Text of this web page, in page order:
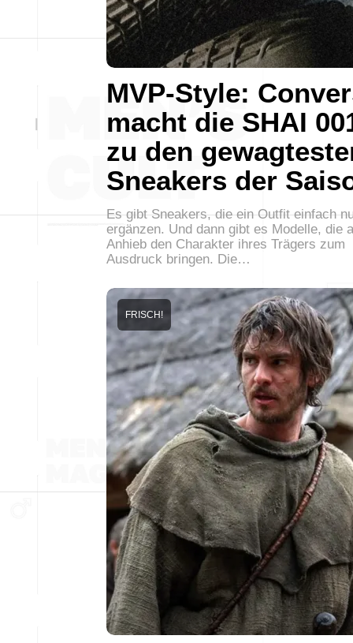
MVP-Style:
macht die SHAI
zu den
Sneakers der
Es gibt Sneakers, die ein Outfit einfach
ergänzen. Und dann gibt es Modelle, die
Anhieb den Charakter ihres Trägers zum
Ausdruck bringen. Die…
FRISCH!